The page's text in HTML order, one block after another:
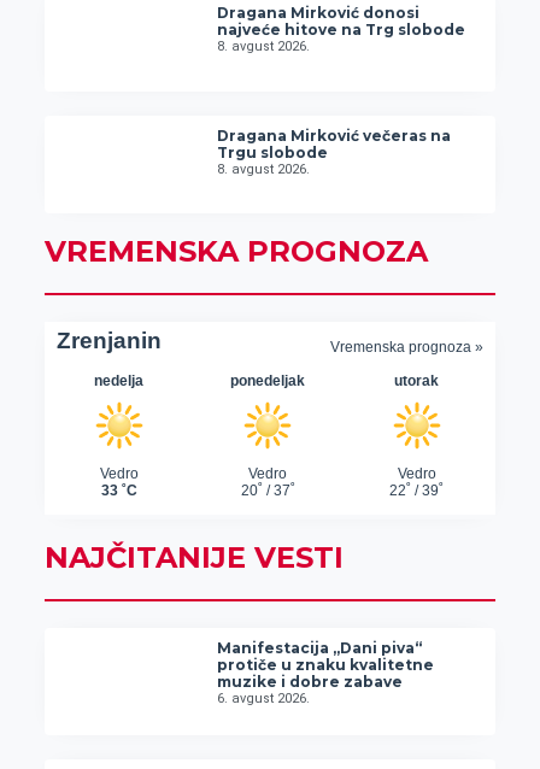
Dragana Mirković donosi
najveće hitove na Trg slobode
8. avgust 2026.
Dragana Mirković večeras na
Trgu slobode
8. avgust 2026.
VREMENSKA PROGNOZA
NAJČITANIJE VESTI
Manifestacija „Dani piva“
protiče u znaku kvalitetne
muzike i dobre zabave
6. avgust 2026.